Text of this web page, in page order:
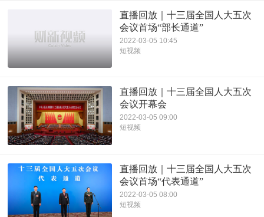
直播回放｜十三届全国人大五次
会议首场“部长通道”
2022-03-05 10:45
短视频
直播回放｜十三届全国人大五次
会议开幕会
2022-03-05 09:00
短视频
直播回放｜十三届全国人大五次
会议首场“代表通道”
2022-03-05 08:00
短视频